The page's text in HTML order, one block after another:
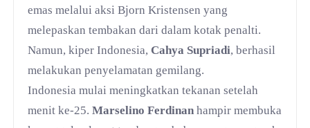
emas melalui aksi Bjorn Kristensen yang
melepaskan tembakan dari dalam kotak penalti.
Namun, kiper Indonesia,Cahya Supriadi, berhasil
melakukan penyelamatan gemilang.
Indonesia mulai meningkatkan tekanan setelah
menit ke-25.Marselino Ferdinan hampir membuka